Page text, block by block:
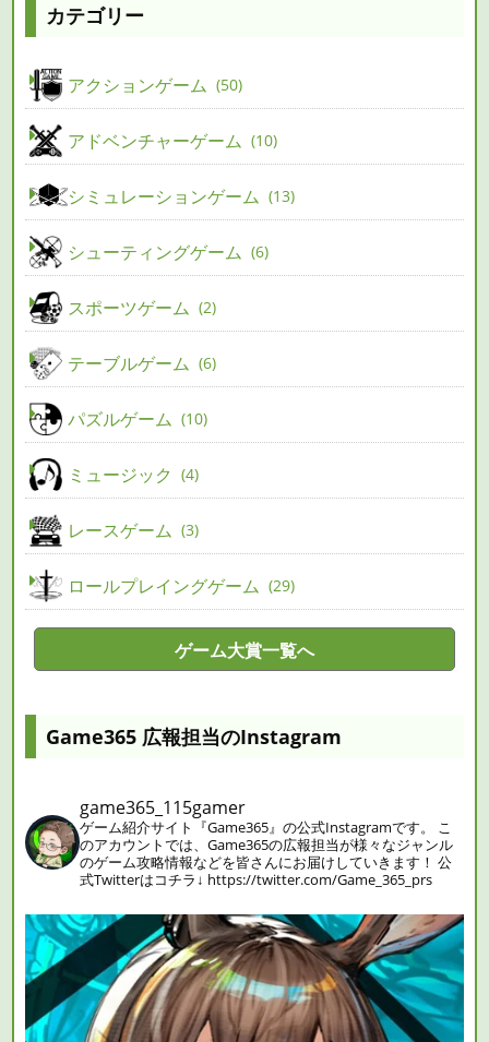
カテゴリー
アクションゲーム 50
アドベンチャーゲーム 10
シミュレーションゲーム 13
シューティングゲーム 6
スポーツゲーム 2
テーブルゲーム 6
パズルゲーム 10
ミュージック 4
レースゲーム 3
ロールプレイングゲーム 29
ゲーム大賞一覧へ
Game365 広報担当のInstagram
game365_115gamer
ゲーム紹介サイト『Game365』の公式Instagramです。
こ
のアカウントでは、Game365の広報担当が様々なジャンル
のゲーム攻略情報などを皆さんにお届けしていきます！ 公
式Twitterはコチラ↓ https://twitter.com/Game_365_prs